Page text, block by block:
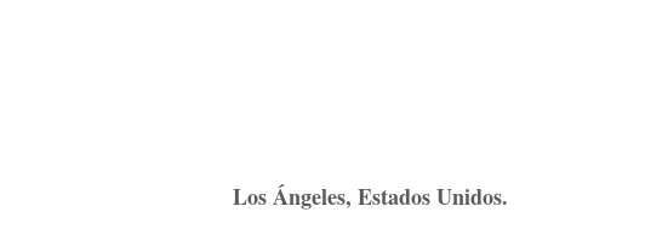
Los Ángeles, Estados Unidos.